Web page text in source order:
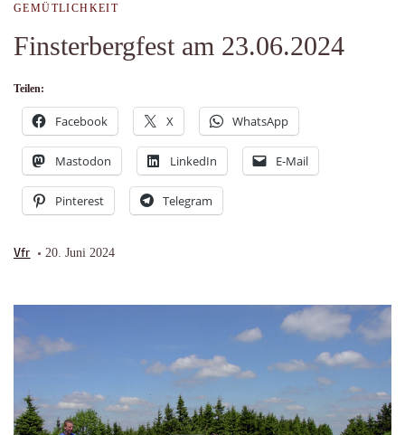
GEMÜTLICHKEIT
Finsterbergfest am 23.06.2024
Teilen:
Facebook X WhatsApp
Mastodon LinkedIn E-Mail
Pinterest Telegram
Vfr 20. Juni 2024